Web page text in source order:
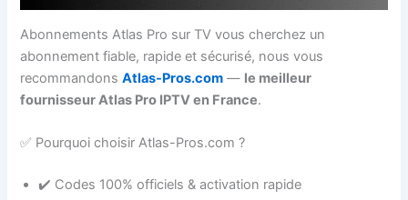
Abonnements Atlas Pro sur TV vous cherchez un
abonnement fiable, rapide et sécurisé, nous vous
recommandonsAtlas-Pros.com — le meilleur
fournisseur Atlas Pro IPTV en France.
✅ Pourquoi choisir Atlas-Pros.com ?
✔️ Codes 100% officiels & activation rapide